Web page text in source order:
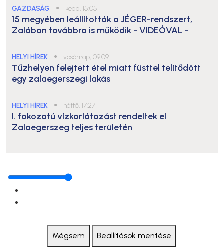
GAZDASÁG ● kedd, 15:05
15 megyében leállították a JÉGER-rendszert,
Zalában továbbra is működik - VIDEÓVAL -
HELYI HÍREK ● vasárnap, 09:09
Tűzhelyen felejtett étel miatt füsttel telítődött
egy zalaegerszegi lakás
HELYI HÍREK ● hétfő, 17:27
I. fokozatú vízkorlátozást rendeltek el
Zalaegerszeg teljes területén
Mégsem Beállítások mentése